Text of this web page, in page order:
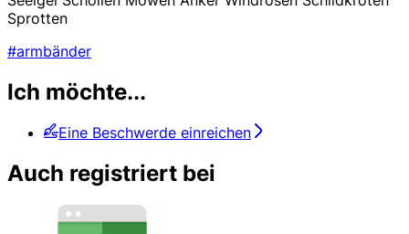
Sprotten
#armbänder
Ich möchte...
Eine Beschwerde einreichen
Auch registriert bei